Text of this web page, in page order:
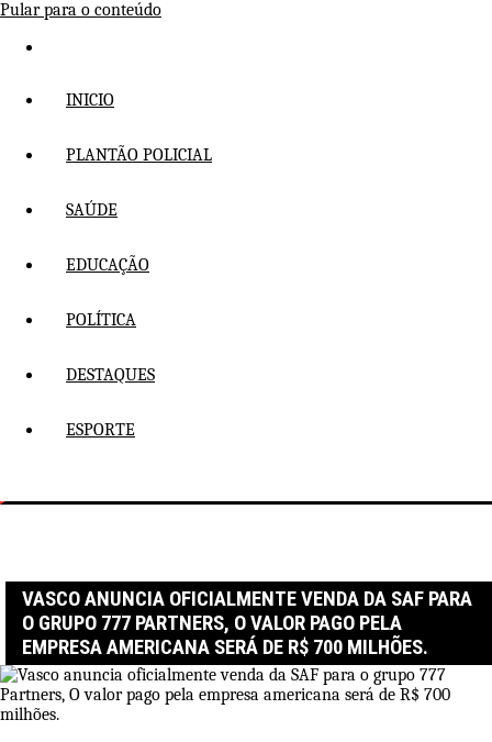
Pular para o conteúdo
INICIO
PLANTÃO POLICIAL
SAÚDE
EDUCAÇÃO
POLÍTICA
DESTAQUES
ESPORTE
VASCO ANUNCIA OFICIALMENTE VENDA DA SAF PARA
O GRUPO 777 PARTNERS, O VALOR PAGO PELA
EMPRESA AMERICANA SERÁ DE R$ 700 MILHÕES.